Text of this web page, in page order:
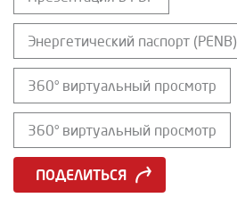
Энергетический паспорт (PENB)
360° виртуальный просмотр
360° виртуальный просмотр
ПОДЕЛИТЬСЯ